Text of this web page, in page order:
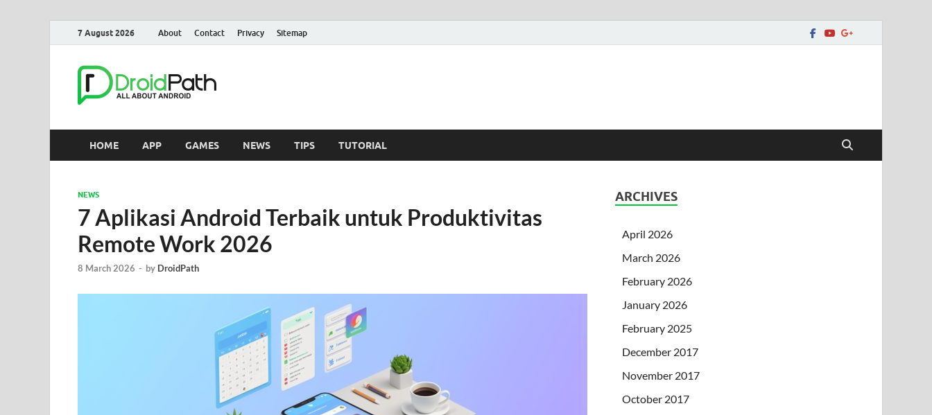
7 August 2026 About Contact Privacy Sitemap
HOME APP GAMES NEWS TIPS TUTORIAL
NEWS
7 Aplikasi Android Terbaik untuk Produktivitas
Remote Work 2026
8 March 2026 - by DroidPath
ARCHIVES
April 2026
March 2026
February 2026
January 2026
February 2025
December 2017
November 2017
October 2017